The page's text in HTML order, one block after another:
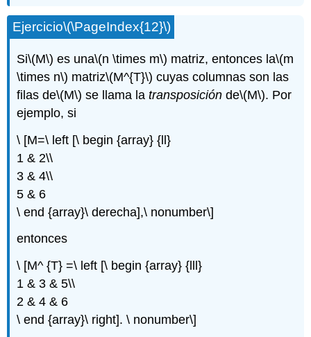
Ejercicio\(\PageIndex{12}\)
Si\(M\) es una\(n \times m\) matriz, entonces la\(m
\times n\) matriz\(M^{T}\) cuyas columnas son las
filas de\(M\) se llama latransposición de\(M\). Por
ejemplo, si
\ [M=\ left [\ begin {array} {ll}
1 & 2\\
3 & 4\\
5 & 6
\ end {array}\ derecha],\ nonumber\]
entonces
\ [M^ {T} =\ left [\ begin {array} {lll}
1 & 3 & 5\\
2 & 4 & 6
\ end {array}\ right]. \ nonumber\]